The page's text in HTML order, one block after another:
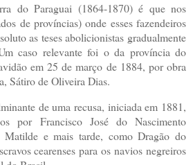
do Paraguai (1864-1870) é que nos
de províncias) onde esses fazendeiros
as teses abolicionistas gradualmente
caso relevante foi o da província do
em 25 de março de 1884, por obra
Sátiro de Oliveira Dias.
de uma recusa, iniciada em 1881,
por Francisco José do Nascimento
e mais tarde, como Dragão do
cearenses para os navios negreiros